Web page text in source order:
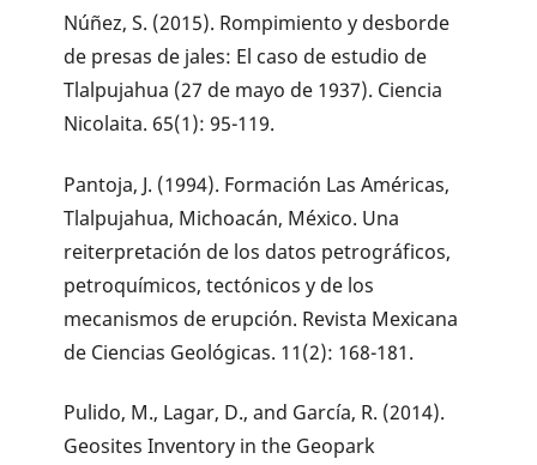
Núñez, S. (2015). Rompimiento y desborde
de presas de jales: El caso de estudio de
Tlalpujahua (27 de mayo de 1937). Ciencia
Nicolaita. 65(1): 95-119.
Pantoja, J. (1994). Formación Las Américas,
Tlalpujahua, Michoacán, México. Una
reiterpretación de los datos petrográficos,
petroquímicos, tectónicos y de los
mecanismos de erupción. Revista Mexicana
de Ciencias Geológicas. 11(2): 168-181.
Pulido, M., Lagar, D., and García, R. (2014).
Geosites Inventory in the Geopark